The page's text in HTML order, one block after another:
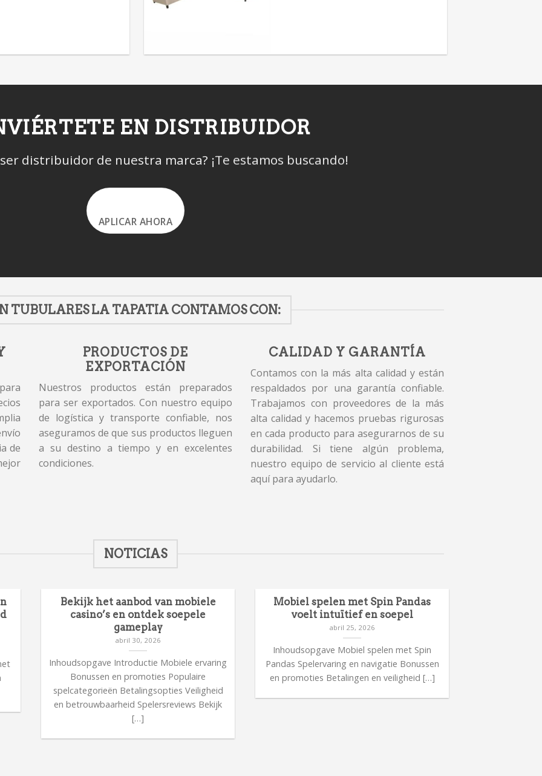
EN DISTRIBUIDOR
distribuidor de nuestra marca? ¡Te estamos buscando!
APLICAR AHORA
TUBULARES LA TAPATIA CONTAMOS CON:
de
PRODUCTOS DE
EXPORTACIÓN
Nuestros productos están preparados
para ser exportados. Con nuestro equipo
de logística y transporte confiable, nos
aseguramos de que sus productos lleguen
a su destino a tiempo y en excelentes
condiciones.
CALIDAD Y GARANTÍA
Contamos con la más alta calidad y están
respaldados por una garantía confiable.
Trabajamos con proveedores de la más
alta calidad y hacemos pruebas rigurosas
en cada producto para asegurarnos de su
durabilidad. Si tiene algún problema,
nuestro equipo de servicio al cliente está
aquí para ayudarlo.
NOTICIAS
Bekijk het aanbod van mobiele
casino’s en ontdek soepele
gameplay
abril 30, 2026
Inhoudsopgave Introductie Mobiele ervaring
Bonussen en promoties Populaire
spelcategorieën Betalingsopties Veiligheid
en betrouwbaarheid Spelersreviews Bekijk
[…]
Mobiel spelen met Spin Pandas
voelt intuïtief en soepel
abril 25, 2026
Inhoudsopgave Mobiel spelen met Spin
Pandas Spelervaring en navigatie Bonussen
en promoties Betalingen en veiligheid […]